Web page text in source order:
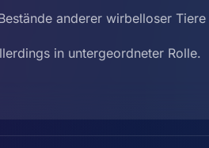
anderer wirbelloser
in untergeordneter Rolle.